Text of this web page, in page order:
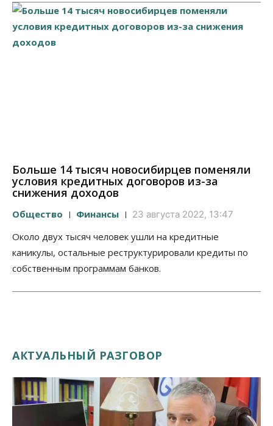
Больше 14 тысяч новосибирцев поменяли
условия кредитных договоров из-за
снижения доходов
Общество Финансы 23 августа 2022, 13:47
Около двух тысяч человек ушли на кредитные
каникулы, остальные реструктурировали кредиты по
собственным программам банков.
АКТУАЛЬНЫЙ РАЗГОВОР